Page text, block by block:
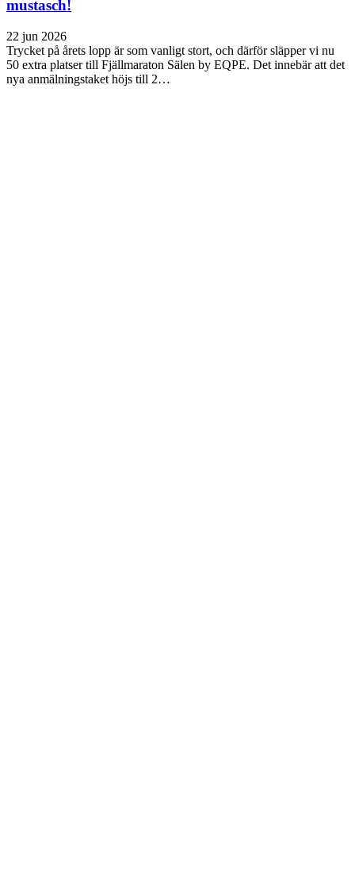
mustasch!
22 jun 2026
Trycket på årets lopp är som vanligt stort, och därför släpper vi nu
50 extra platser till Fjällmaraton Sälen by EQPE. Det innebär att det
nya anmälningstaket höjs till 2…